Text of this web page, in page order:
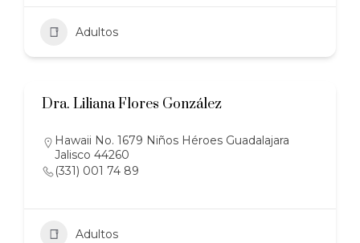
Adultos
Dra. Liliana Flores González
Hawaii No. 1679 Niños Héroes Guadalajara
Jalisco 44260
(331) 001 74 89
Adultos